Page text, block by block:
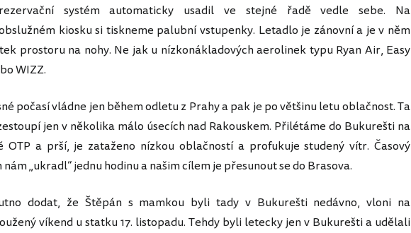
systém automaticky usadil ve stejné řadě vedle sebe. Na
kiosku si tiskneme palubní vstupenky. Letadlo je zánovní a je v něm
prostoru na nohy. Ne jak u nízkonákladových aerolinek typu Ryan Air, Easy
WIZZ.
počasí vládne jen během odletu z Prahy a pak je po většinu letu oblačnost. Ta
jen v několika málo úsecích nad Rakouskem. Přilétáme do Bukurešti na
OTP a prší, je zataženo nízkou oblačností a profukuje studený vítr. Časový
nám „ukradl“ jednu hodinu a našim cílem je přesunout se do Brasova.
dodat, že Štěpán s mamkou byli tady v Bukurešti nedávno, vloni na
víkend u statku 17. listopadu. Tehdy byli letecky jen v Bukurešti a udělali